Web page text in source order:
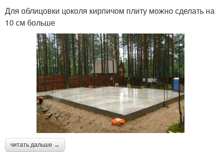
Для облицовки цоколя кирпичом плиту можно сделать на
10 см больше
читать дальше →